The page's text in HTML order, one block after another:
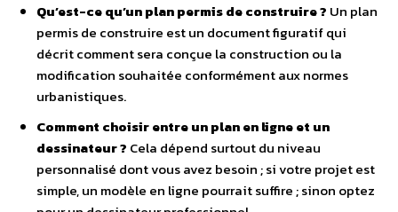
Qu’est-ce qu’un plan permis de construire ? Un plan
permis de construire est un document figuratif qui
décrit comment sera conçue la construction ou la
modification souhaitée conformément aux normes
urbanistiques.
Comment choisir entre un plan en ligne et un
dessinateur ? Cela dépend surtout du niveau
personnalisé dont vous avez besoin ; si votre projet est
simple, un modèle en ligne pourrait suffire ; sinon optez